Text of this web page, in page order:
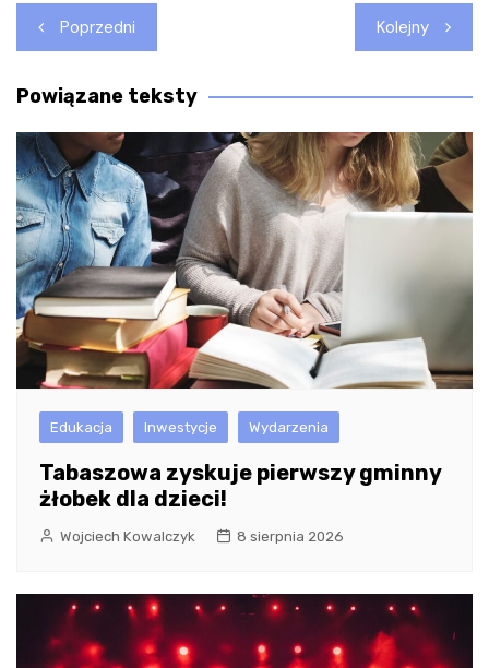
Nawigacja
wpisu
Poprzedni Kolejny
Powiązane teksty
Edukacja Inwestycje Wydarzenia
Tabaszowa zyskuje pierwszy gminny
żłobek dla dzieci!
Wojciech Kowalczyk 8 sierpnia 2026